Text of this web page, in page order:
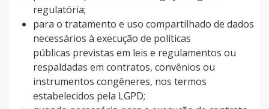
regulatória;
para o tratamento e uso compartilhado de dados
necessários à execução de políticas
públicas previstas em leis e regulamentos ou
respaldadas em contratos, convênios ou
instrumentos congêneres, nos termos
estabelecidos pela LGPD;